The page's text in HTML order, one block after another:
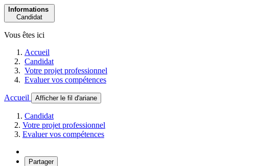
Informations
Candidat
Vous êtes ici
Accueil
Candidat
Votre projet professionnel
Evaluer vos compétences
Accueil Afficher le fil d'ariane
Candidat
Votre projet professionnel
Evaluer vos compétences
Partager